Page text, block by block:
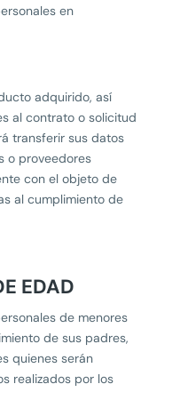
en
adquirido, así
al contrato o solicitud
transferir sus datos
o proveedores
con el objeto de
al cumplimiento de
EDAD
de menores
de sus padres,
quienes serán
realizados por los